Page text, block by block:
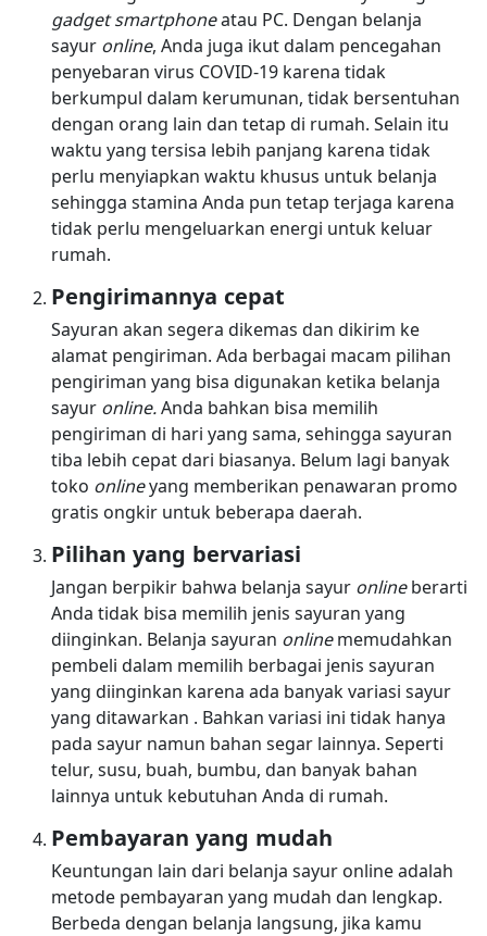
gadget smartphoneatau PC. Dengan belanja
sayur online, Anda juga ikut dalam pencegahan
penyebaran virus COVID-19 karena tidak
berkumpul dalam kerumunan, tidak bersentuhan
dengan orang lain dan tetap di rumah. Selain itu
waktu yang tersisa lebih panjang karena tidak
perlu menyiapkan waktu khusus untuk belanja
sehingga stamina Anda pun tetap terjaga karena
tidak perlu mengeluarkan energi untuk keluar
rumah.
Pengirimannya cepat
Sayuran akan segera dikemas dan dikirim ke
alamat pengiriman. Ada berbagai macam pilihan
pengiriman yang bisa digunakan ketika belanja
sayur online.Anda bahkan bisa memilih
pengiriman di hari yang sama, sehingga sayuran
tiba lebih cepat dari biasanya. Belum lagi banyak
toko onlineyang memberikan penawaran promo
gratis ongkir untuk beberapa daerah.
Pilihan yang bervariasi
Jangan berpikir bahwa belanja sayur onlineberarti
Anda tidak bisa memilih jenis sayuran yang
diinginkan. Belanja sayuran onlinememudahkan
pembeli dalam memilih berbagai jenis sayuran
yang diinginkan karena ada banyak variasi sayur
yang ditawarkan . Bahkan variasi ini tidak hanya
pada sayur namun bahan segar lainnya. Seperti
telur, susu, buah, bumbu, dan banyak bahan
lainnya untuk kebutuhan Anda di rumah.
Pembayaran yang mudah
Keuntungan lain dari belanja sayur online adalah
metode pembayaran yang mudah dan lengkap.
Berbeda dengan belanja langsung, jika kamu